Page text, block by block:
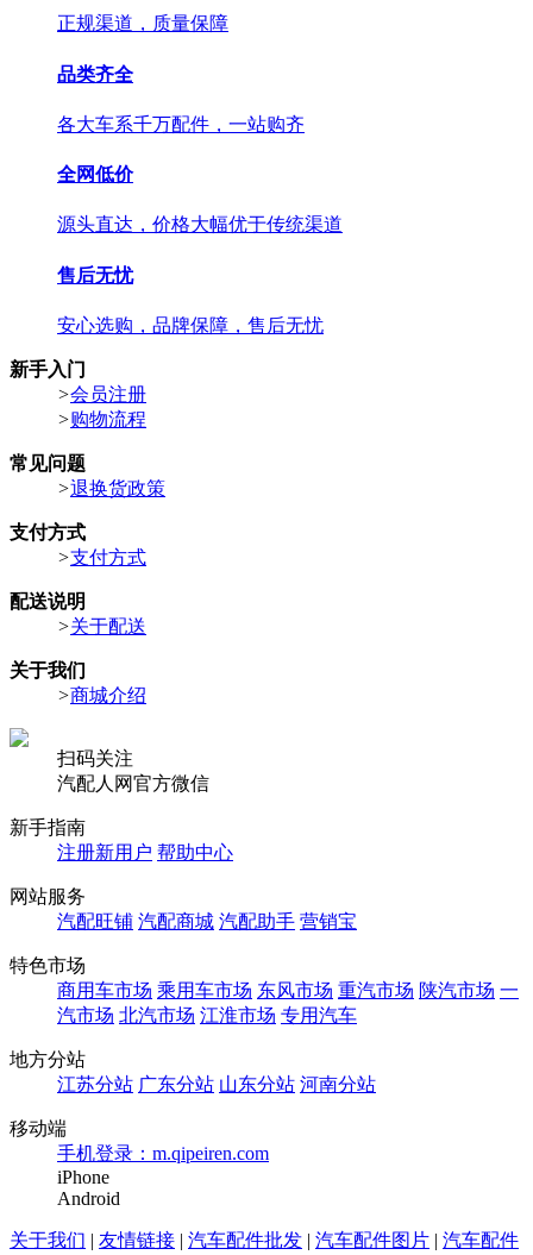
正规渠道，质量保障
品类齐全
各大车系千万配件，一站购齐
全网低价
源头直达，价格大幅优于传统渠道
售后无忧
安心选购，品牌保障，售后无忧
新手入门
>会员注册
>购物流程
常见问题
>退换货政策
支付方式
>支付方式
配送说明
>关于配送
关于我们
>商城介绍
扫码关注
汽配人网官方微信
新手指南
注册新用户 帮助中心
网站服务
汽配旺铺 汽配商城 汽配助手 营销宝
特色市场
商用车市场 乘用车市场 东风市场 重汽市场 陕汽市场 一
汽市场 北汽市场 江淮市场 专用汽车
地方分站
江苏分站 广东分站 山东分站 河南分站
移动端
手机登录：m.qipeiren.com
iPhone
Android
关于我们 | 友情链接 | 汽车配件批发 | 汽车配件图片 | 汽车配件